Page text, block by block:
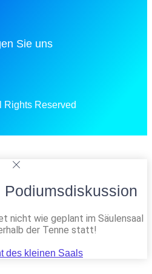
Sie uns
Rights Reserved
Podiumsdiskussion
nicht wie geplant im Säulensaal
der Tenne statt!
des kleinen Saals